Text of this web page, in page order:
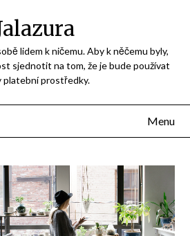
lidem k ničemu. Aby k něčemu byly,
sjednotit na tom, že je bude používat
platební prostředky.
Menu